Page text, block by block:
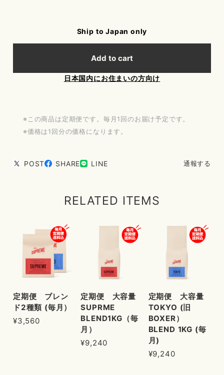
Ship to Japan only
Add to cart
日本国内にお住まいの方向け
※この商品は定期便です。毎月1回のお届け予定です。
※価格は1回分の価格になります。
POST SHARE LINE 通報する
RELATED ITEMS
定期便 ブレン
ド2種類 (毎月）
¥3,560
定期便 大容量
SUPRME
BLEND1KG（毎
月）
¥9,240
定期便 大容量
TOKYO (旧
BOXER）
BLEND 1KG (毎
月)
¥9,240